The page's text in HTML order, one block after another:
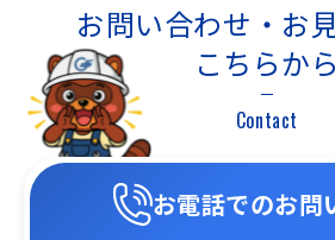
お問い合わせ・お
こちらから
Contact
お電話でのお問